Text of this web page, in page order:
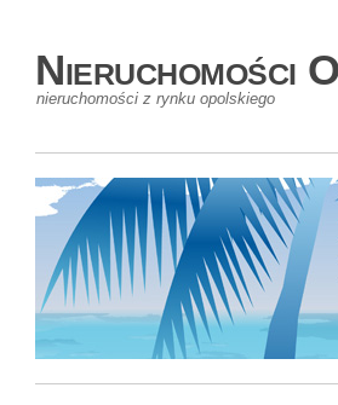
Nieruchomości
nieruchomości z rynku opolskiego